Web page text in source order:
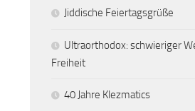
Jiddische Feiertagsgrüße
Ultraorthodox: schwieriger
Freiheit
40 Jahre Klezmatics